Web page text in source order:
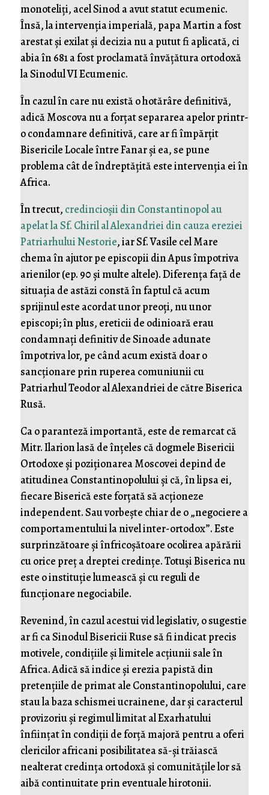
monoteliți, acel Sinod a avut statut ecumenic.
Însă, la intervenția imperială, papa Martin a fost
arestat și exilat și decizia nu a putut fi aplicată, ci
abia în 681 a fost proclamată învățătura ortodoxă
la Sinodul VI Ecumenic.
În cazul în care nu există o hotărâre definitivă,
adică Moscova nu a forțat separarea apelor printr-
o condamnare definitivă, care ar fi împărțit
Bisericile Locale între Fanar și ea, se pune
problema cât de îndreptățită este intervenția ei în
Africa.
În trecut, credincioșii din Constantinopol au
apelat la Sf. Chiril al Alexandriei din cauza ereziei
Patriarhului Nestorie, iar Sf. Vasile cel Mare
chema în ajutor pe episcopii din Apus împotriva
arienilor (ep. 90 și multe altele). Diferența față de
situația de astăzi constă în faptul că acum
sprijinul este acordat unor preoți, nu unor
episcopi; în plus, ereticii de odinioară erau
condamnați definitiv de Sinoade adunate
împotriva lor, pe când acum există doar o
sancționare prin ruperea comuniunii cu
Patriarhul Teodor al Alexandriei de către Biserica
Rusă.
Ca o paranteză importantă, este de remarcat că
Mitr. Ilarion lasă de înțeles că dogmele Bisericii
Ortodoxe și poziționarea Moscovei depind de
atitudinea Constantinopolului și că, în lipsa ei,
fiecare Biserică este forțată să acționeze
independent. Sau vorbește chiar de o „negociere a
comportamentului la nivel inter-ortodox”. Este
surprinzătoare și înfricoșătoare ocolirea apărării
cu orice preț a dreptei credințe. Totuși Biserica nu
este o instituție lumească și cu reguli de
funcționare negociabile.
Revenind, în cazul acestui vid legislativ, o sugestie
ar fi ca Sinodul Bisericii Ruse să fi indicat precis
motivele, condițiile și limitele acțiunii sale în
Africa. Adică să indice și erezia papistă din
pretențiile de primat ale Constantinopolului, care
stau la baza schismei ucrainene, dar și caracterul
provizoriu și regimul limitat al Exarhatului
înființat în condiții de forță majoră pentru a oferi
clericilor africani posibilitatea să-și trăiască
nealterat credința ortodoxă și comunitățile lor să
aibă continuitate prin eventuale hirotonii.